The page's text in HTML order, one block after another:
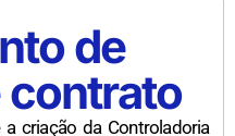
de
contrato
criação da Controladoria